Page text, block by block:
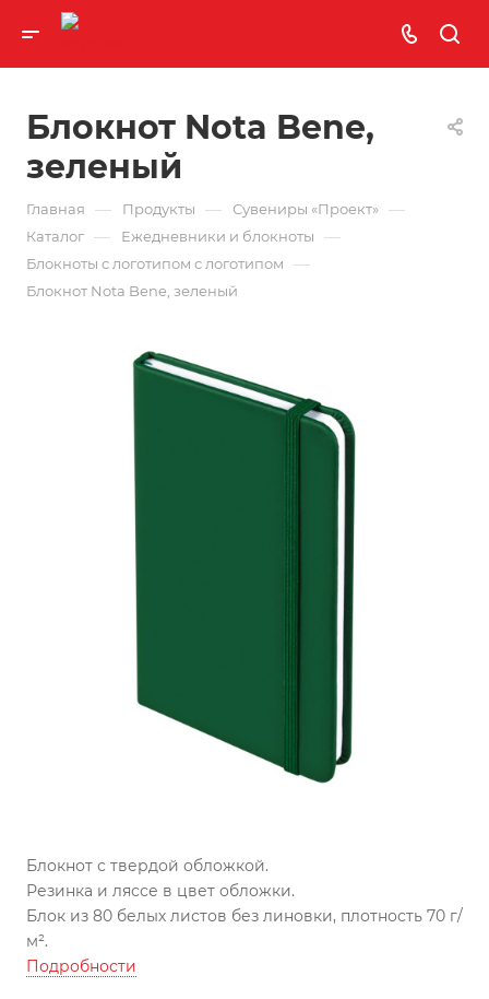
Блокнот Nota Bene,
зеленый
Главная — Продукты — Сувениры «Проект» —
Каталог — Ежедневники и блокноты —
Блокноты с логотипом с логотипом —
Блокнот Nota Bene, зеленый
Блокнот с твердой обложкой.
Резинка и ляссе в цвет обложки.
Блок из 80 белых листов без линовки, плотность 70 г/
м².
Подробности